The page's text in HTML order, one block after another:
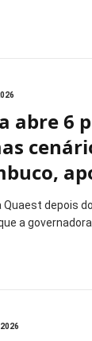
abre 6
Quaest depois
a governadora